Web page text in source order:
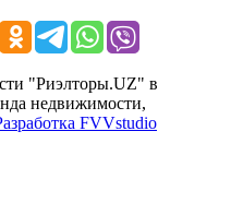
"Риэлторы.UZ" в
недвижимости,
FVVstudio